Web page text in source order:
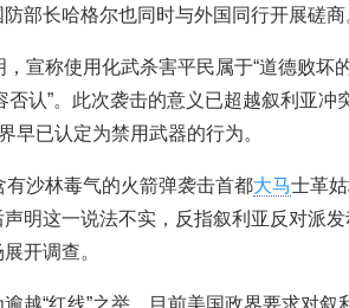
部长哈格尔也同时与外国同行开展磋商
宣称使用化武杀害平民属于“道德败坏
否认”。此次袭击的意义已超越叙利亚冲
早已认定为禁用武器的行为。
沙林毒气的火箭弹袭击首都大马士革
明这一说法不实，反指叙利亚反对派发
开调查。
越“红线”之举，目前美国政界要求对叙